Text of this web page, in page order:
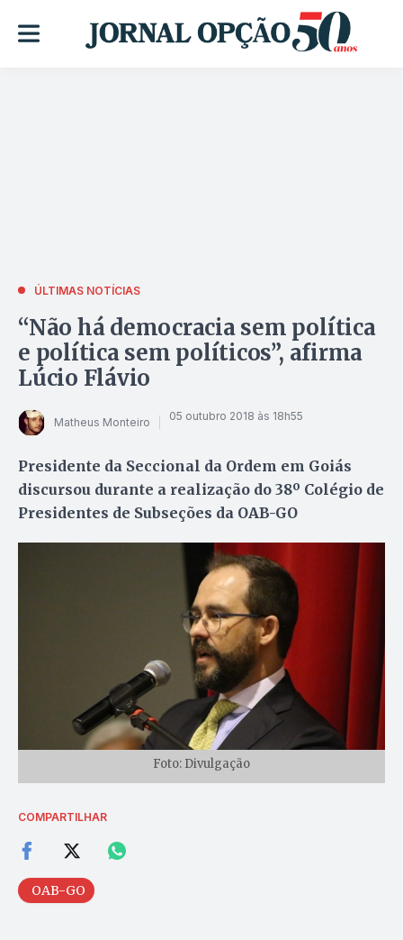
ÚLTIMAS NOTÍCIAS
“Não há democracia sem política
e política sem políticos”, afirma
Lúcio Flávio
Matheus Monteiro 05 outubro 2018 às 18h55
Presidente da Seccional da Ordem em Goiás
discursou durante a realização do 38º Colégio de
Presidentes de Subseções da OAB-GO
Foto: Divulgação
COMPARTILHAR
OAB-GO